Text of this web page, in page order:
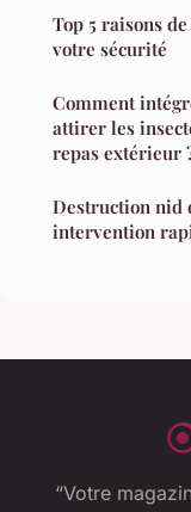
Top 5 raisons
votre sécurité
Comment
attirer les
repas extérieur
Destruction nid
intervention
“Votre